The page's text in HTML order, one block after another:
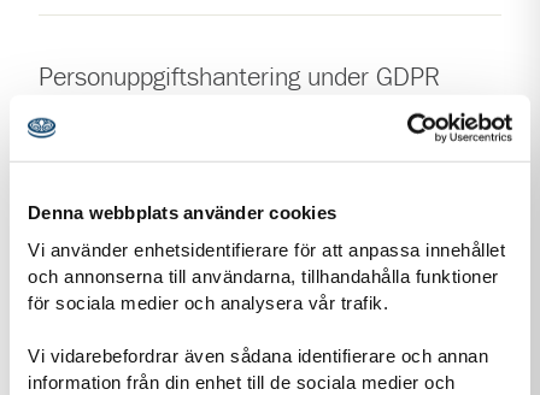
Denna webbplats använder cookies
Vi använder enhetsidentifierare för att anpassa innehållet
och annonserna till användarna, tillhandahålla funktioner
för sociala medier och analysera vår trafik.
Vi vidarebefordrar även sådana identifierare och annan
information från din enhet till de sociala medier och
Personuppgiftshantering under GDPR
Vi vill att du ska känna dig trygg när du kontaktar oss.
Därför vill vi berätta om vår hantering av
(GDPR).
Läs mer om vår personuppgiftshantering